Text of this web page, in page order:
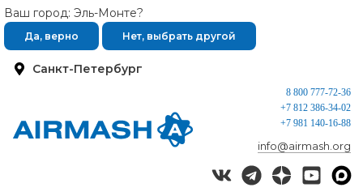
Санкт-Петербург
Ваш город: Эль-Монте?
Да, верно Нет, выбрать другой
8 800 777-72-36
+7 812 386-34-02
+7 981 140-16-88
info@airmash.org